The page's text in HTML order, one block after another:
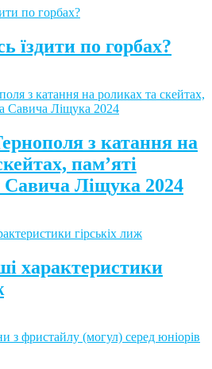
їздити по горбах?
з катання на
пам’яті
Ліщука 2024
характеристики